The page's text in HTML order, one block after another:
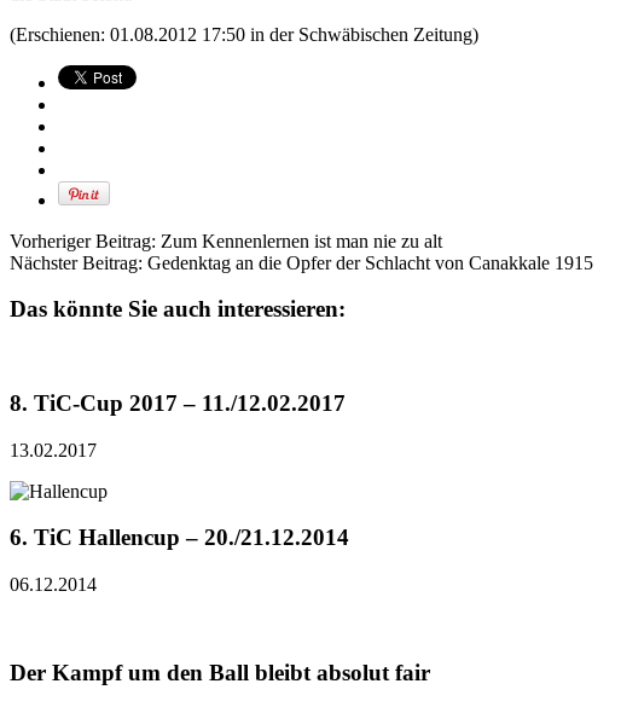
(Erschienen: 01.08.2012 17:50 in der Schwäbischen Zeitung)
Vorheriger Beitrag: Zum Kennenlernen ist man nie zu alt
Nächster Beitrag: Gedenktag an die Opfer der Schlacht von Canakkale 1915
Das könnte Sie auch interessieren:
8. TiC-Cup 2017 – 11./12.02.2017
13.02.2017
6. TiC Hallencup – 20./21.12.2014
06.12.2014
Der Kampf um den Ball bleibt absolut fair